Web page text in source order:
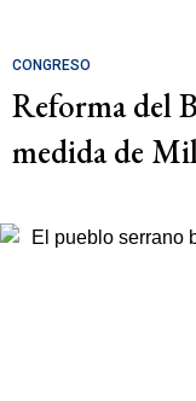
CONGRESO
Reforma del
medida de